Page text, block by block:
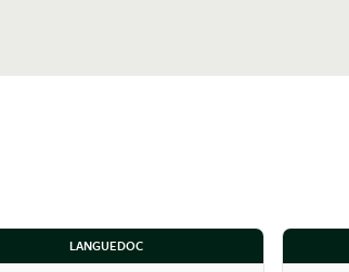
LANGUEDOC